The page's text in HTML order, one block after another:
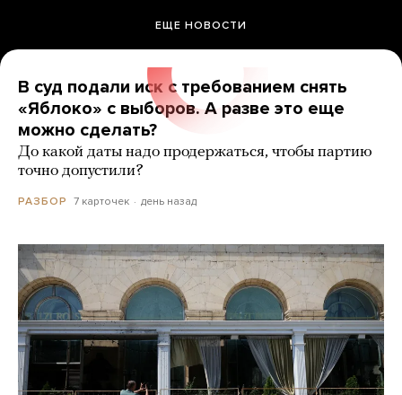
ЕЩЕ НОВОСТИ
В суд подали иск с требованием снять
«Яблоко» с выборов. А разве это еще
можно сделать?
До какой даты надо продержаться, чтобы партию
точно допустили?
РАЗБОР 7 карточек день назад